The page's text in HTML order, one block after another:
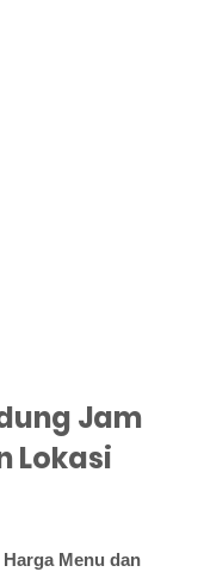
Jam
Lokasi
Menu dan